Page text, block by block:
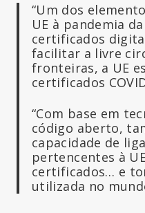
“Um dos
UE à pandemia
certificados
facilitar a livre
fronteiras, a UE
certificados
“Com base em
código aberto,
capacidade de
pertencentes à
certificados… e
utilizada no